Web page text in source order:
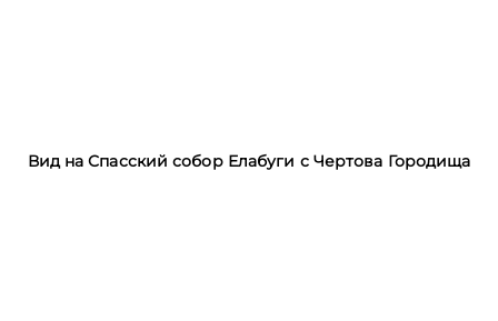
Вид на Спасский собор Елабуги с Чертова Городища